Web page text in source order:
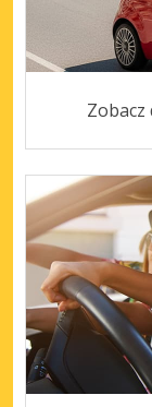
Zobacz